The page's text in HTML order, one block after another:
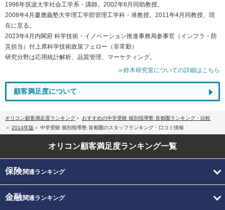
1996年筑波大学社会工学系・講師。2002年6月同助教授。
2008年4月慶應義塾大学理工学部管理工学科・准教授。2011年4月同教授、現
在に至る。
2023年4月内閣府 科学技術・イノベーション推進事務局参事官（インフラ・防
災担当）付上席科学技術政策フェロー（非常勤）
研究分野は応用統計解析、品質管理、マーケティング。
≫鈴木研究室についての詳細はこちら
顧客満足度について
オリコン顧客満足度ランキング
おすすめの中学受験 個別指導塾 首都圏ランキング・比較
2014年版
中学受験 個別指導塾 首都圏のスタッフランキング・口コミ情報
オリコン顧客満足度ランキング一覧
保険関連ランキング
金融関連ランキング